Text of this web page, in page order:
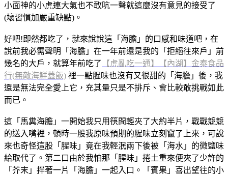
小面神的小虎連大氣也不敢吭一聲就這麼沒有意見的接受了
(壞習慣加嚴重缺點)。
好吧!即然都吃了，就來說說這「海膽」的口感和味道吧，在
說前我必需聲明「海膽」在一年前還是我的「拒絕往來戶」前
幾名的大戶，就算年前吃了
【虎亂吃一通】【內湖】金泰食品
行(無敵海鮮蓋飯) 裡一點腥味也沒有又很甜的「海膽」後，我
還是無法完全愛上它，充其量只是不排斥、會比較敢挑戰如此
而已。
這「馬糞海膽」一開始我只用筷間輕夾了大約半片，戰戰競競
的送入嘴裡，頓時一股我原味預期的腥味立刻竄了上來，可說
來也奇怪這股「腥味」竟在我輕泯兩下後被「海水」的微鹽味
給取代了。第二口由於我怕那「腥味」捲土重來便夾了少許的
「芥末」拌著一片「海膽」一起入口。「賓果」喜出望往的小